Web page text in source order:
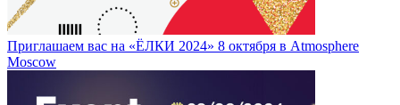
Приглашаем вас на «ЁЛКИ 2024» 8 октября в Atmosphere
Moscow